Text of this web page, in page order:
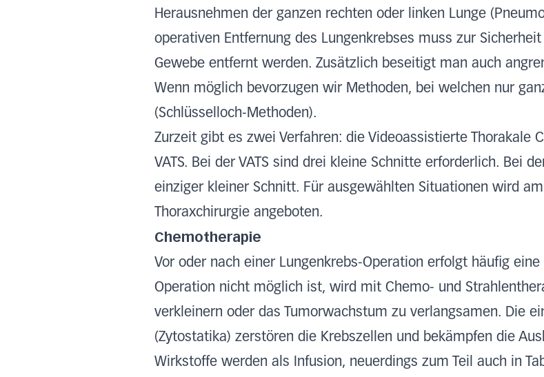
Herausnehmen der ganzen rechten oder linken Lunge
operativen Entfernung des Lungenkrebses muss zur
Gewebe entfernt werden. Zusätzlich beseitigt man auch
Wenn möglich bevorzugen wir Methoden, bei welchen nur
(Schlüsselloch-Methoden).
Zurzeit gibt es zwei Verfahren: die Videoassistierte Thorakale
VATS. Bei der VATS sind drei kleine Schnitte erforderlich. Bei
einziger kleiner Schnitt. Für ausgewählten Situationen wird
Thoraxchirurgie angeboten.
Chemotherapie
Vor oder nach einer Lungenkrebs-Operation erfolgt häufig
Operation nicht möglich ist, wird mit Chemo- und
verkleinern oder das Tumorwachstum zu verlangsamen. Die
(Zytostatika) zerstören die Krebszellen und bekämpfen die
Wirkstoffe werden als Infusion, neuerdings zum Teil auch in